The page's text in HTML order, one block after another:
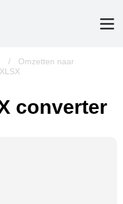
/
Omzetten naar
converter